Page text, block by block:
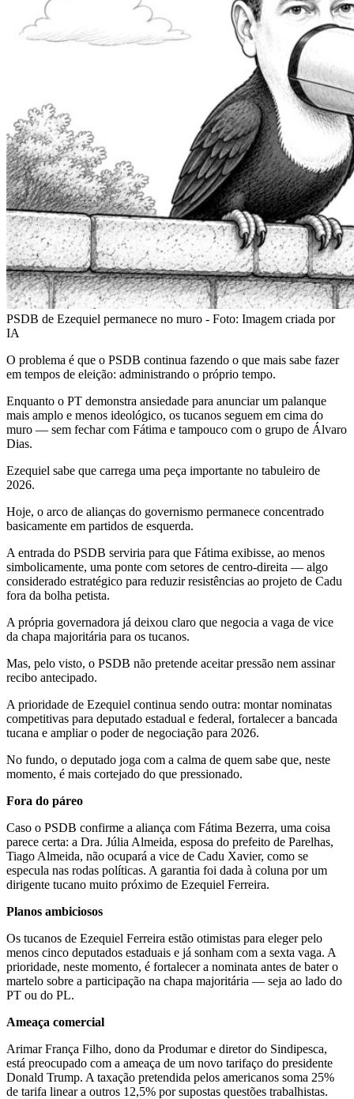
PSDB de Ezequiel permanece no muro - Foto: Imagem criada por
IA
O problema é que o PSDB continua fazendo o que mais sabe fazer
em tempos de eleição: administrando o próprio tempo.
Enquanto o PT demonstra ansiedade para anunciar um palanque
mais amplo e menos ideológico, os tucanos seguem em cima do
muro — sem fechar com Fátima e tampouco com o grupo de Álvaro
Dias.
Ezequiel sabe que carrega uma peça importante no tabuleiro de
2026.
Hoje, o arco de alianças do governismo permanece concentrado
basicamente em partidos de esquerda.
A entrada do PSDB serviria para que Fátima exibisse, ao menos
simbolicamente, uma ponte com setores de centro-direita — algo
considerado estratégico para reduzir resistências ao projeto de Cadu
fora da bolha petista.
A própria governadora já deixou claro que negocia a vaga de vice
da chapa majoritária para os tucanos.
Mas, pelo visto, o PSDB não pretende aceitar pressão nem assinar
recibo antecipado.
A prioridade de Ezequiel continua sendo outra: montar nominatas
competitivas para deputado estadual e federal, fortalecer a bancada
tucana e ampliar o poder de negociação para 2026.
No fundo, o deputado joga com a calma de quem sabe que, neste
momento, é mais cortejado do que pressionado.
Fora do páreo
Caso o PSDB confirme a aliança com Fátima Bezerra, uma coisa
parece certa: a Dra. Júlia Almeida, esposa do prefeito de Parelhas,
Tiago Almeida, não ocupará a vice de Cadu Xavier, como se
especula nas rodas políticas. A garantia foi dada à coluna por um
dirigente tucano muito próximo de Ezequiel Ferreira.
Planos ambiciosos
Os tucanos de Ezequiel Ferreira estão otimistas para eleger pelo
menos cinco deputados estaduais e já sonham com a sexta vaga. A
prioridade, neste momento, é fortalecer a nominata antes de bater o
martelo sobre a participação na chapa majoritária — seja ao lado do
PT ou do PL.
Ameaça comercial
Arimar França Filho, dono da Produmar e diretor do Sindipesca,
está preocupado com a ameaça de um novo tarifaço do presidente
Donald Trump. A taxação pretendida pelos americanos soma 25%
de tarifa linear a outros 12,5% por supostas questões trabalhistas.